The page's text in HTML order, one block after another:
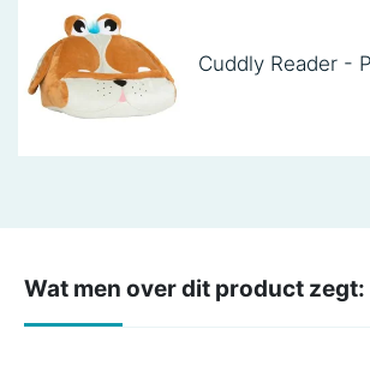
Wat men over dit product zegt: